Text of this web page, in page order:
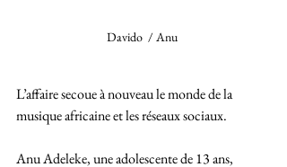
Davido  / Anu
L’affaire secoue à nouveau le monde de la
musique africaine et les réseaux sociaux.
Anu Adeleke, une adolescente de 13 ans,